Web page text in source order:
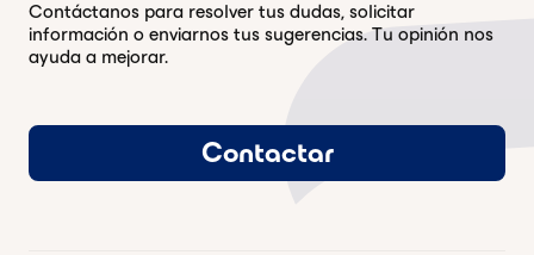
Contáctanos para resolver tus dudas, solicitar
información o enviarnos tus sugerencias. Tu opinión nos
ayuda a mejorar.
Contactar